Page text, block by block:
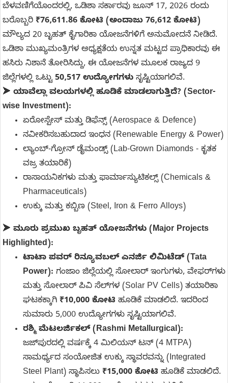
ಬೆಳವಣಿಗೆಯೊಂದರಲ್ಲಿ, ಒಡಿಶಾ ಸರ್ಕಾರವು ಜೂನ್ 17, 2026 ರಂದು
ಬರೊಬ್ಬರಿ ₹76,611.86 ಕೋಟಿ (ಅಂದಾಜು 76,612 ಕೋಟಿ)
ಮೌಲ್ಯದ 20 ಬೃಹತ್ ಕೈಗಾರಿಕಾ ಯೋಜನೆಗಳಿಗೆ ಅನುಮೋದನೆ ನೀಡಿದೆ.
ಒಡಿಶಾ ಮುಖ್ಯಮಂತ್ರಿಗಳ ಅಧ್ಯಕ್ಷತೆಯ ಉನ್ನತ ಮಟ್ಟದ ಪ್ರಾಧಿಕಾರವು ಈ
ಹಸಿರು ನಿಶಾನೆ ತೋರಿಸಿದ್ದು, ಈ ಯೋಜನೆಗಳ ಮೂಲಕ ರಾಜ್ಯದ 9
ಜಿಲ್ಲೆಗಳಲ್ಲಿ ಒಟ್ಟು 50,517 ಉದ್ಯೋಗಗಳು ಸೃಷ್ಟಿಯಾಗಲಿವೆ.
➤ ಯಾವೆಲ್ಲಾ ವಲಯಗಳಲ್ಲಿ ಹೂಡಿಕೆ ಮಾಡಲಾಗುತ್ತಿದೆ? (Sector-
wise Investment):
ಏರೋಸ್ಪೇಸ್ ಮತ್ತು ಡಿಫೆನ್ಸ್ (Aerospace & Defence)
ನವೀಕರಿಸಬಹುದಾದ ಇಂಧನ (Renewable Energy & Power)
ಲ್ಯಾಂಬ್-ಗ್ರೋನ್ ಡೈಮಂಡ್ಸ್ (Lab-Grown Diamonds - ಕೃತಕ
ವಜ್ರ ತಯಾರಿಕೆ)
ರಾಸಾಯನಿಕಗಳು ಮತ್ತು ಫಾರ್ಮಾಸ್ಯುಟಿಕಲ್ಸ್ (Chemicals &
Pharmaceuticals)
ಉಕ್ಕು ಮತ್ತು ಕಬ್ಬಿಣ (Steel, Iron & Ferro Alloys)
➤ ಮೂರು ಪ್ರಮುಖ ಬೃಹತ್ ಯೋಜನೆಗಳು (Major Projects
Highlighted):
ಟಾಟಾ ಪವರ್ ರಿನ್ಯೂವಬಲ್ ಎನರ್ಜಿ ಲಿಮಿಟೆಡ್ (Tata
Power): ಗಂಜಾಂ ಜಿಲ್ಲೆಯಲ್ಲಿ ಸೋಲಾರ್ ಇಂಗುಗಳು, ವೇಫರ್‌ಗಳು
ಮತ್ತು ಸೋಲಾರ್ ಪಿವಿ ಸೆಲ್‌ಗಳ (Solar PV Cells) ತಯಾರಿಕಾ
ಘಟಕಕ್ಕಾಗಿ ₹10,000 ಕೋಟಿ ಹೂಡಿಕೆ ಮಾಡಲಿದೆ. ಇದರಿಂದ
ಸುಮಾರು 5,000 ಉದ್ಯೋಗಗಳು ಸೃಷ್ಟಿಯಾಗಲಿವೆ.
ರಶ್ಮಿ ಮೆಟಲರ್ಜಿಕಲ್ (Rashmi Metallurgical):
ಜಜ್‌ಪುರದಲ್ಲಿ ವರ್ಷಕ್ಕೆ 4 ಮಿಲಿಯನ್ ಟನ್ (4 MTPA)
ಸಾಮರ್ಥ್ಯದ ಸಂಯೋಜಿತ ಉಕ್ಕು ಸ್ಥಾವರವನ್ನು (Integrated
Steel Plant) ಸ್ಥಾಪಿಸಲು ₹15,000 ಕೋಟಿ ಹೂಡಿಕೆ ಮಾಡಲಿದೆ.